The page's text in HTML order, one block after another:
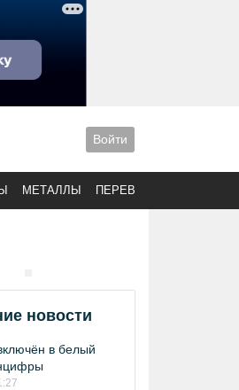
Войти
МЕТАЛЛЫ ПЕРЕВОДЫ
новости
в белый